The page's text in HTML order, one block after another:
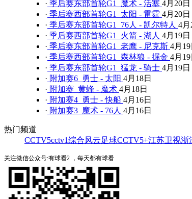
· 季后赛东部首轮G1 魔术 - 活塞 4月20日
· 季后赛西部首轮G1 太阳 - 雷霆 4月20日
· 季后赛东部首轮G1 76人 - 凯尔特人 4月
· 季后赛西部首轮G1 火箭 - 湖人 4月19日
· 季后赛东部首轮G1 老鹰 - 尼克斯 4月19
· 季后赛西部首轮G1 森林狼 - 掘金 4月19
· 季后赛东部首轮G1 猛龙 - 骑士 4月19日
· 附加赛6 勇士 - 太阳 4月18日
· 附加赛 黄蜂 - 魔术 4月18日
· 附加赛4 勇士 - 快船 4月16日
· 附加赛3 魔术 - 76人 4月16日
热门频道
CCTV5cctv1综合风云足球CCTV5+江苏卫视浙
关注微信公众号:有球看2 ，每天都有球看